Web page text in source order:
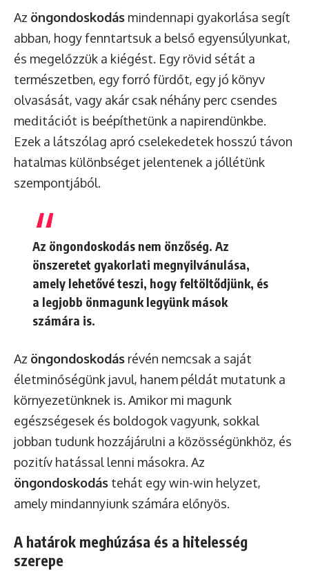
Az öngondoskodás mindennapi gyakorlása segít
abban, hogy fenntartsuk a belső egyensúlyunkat,
és megelőzzük a kiégést. Egy rövid sétát a
természetben, egy forró fürdőt, egy jó könyv
olvasását, vagy akár csak néhány perc csendes
meditációt is beépíthetünk a napirendünkbe.
Ezek a látszólag apró cselekedetek hosszú távon
hatalmas különbséget jelentenek a jóllétünk
szempontjából.
Az öngondoskodás nem önzőség. Az
önszeretet gyakorlati megnyilvánulása,
amely lehetővé teszi, hogy feltöltődjünk, és
a legjobb önmagunk legyünk mások
számára is.
Az öngondoskodás révén nemcsak a saját
életminőségünk javul, hanem példát mutatunk a
környezetünknek is. Amikor mi magunk
egészségesek és boldogok vagyunk, sokkal
jobban tudunk hozzájárulni a közösségünkhöz, és
pozitív hatással lenni másokra. Az
öngondoskodás tehát egy win-win helyzet,
amely mindannyiunk számára előnyös.
A határok meghúzása és a hitelesség
szerepe